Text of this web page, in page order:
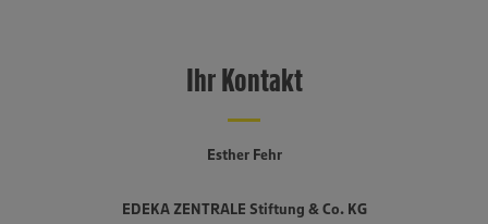
Ihr Kontakt
Esther Fehr
EDEKA ZENTRALE Stiftung & Co. KG